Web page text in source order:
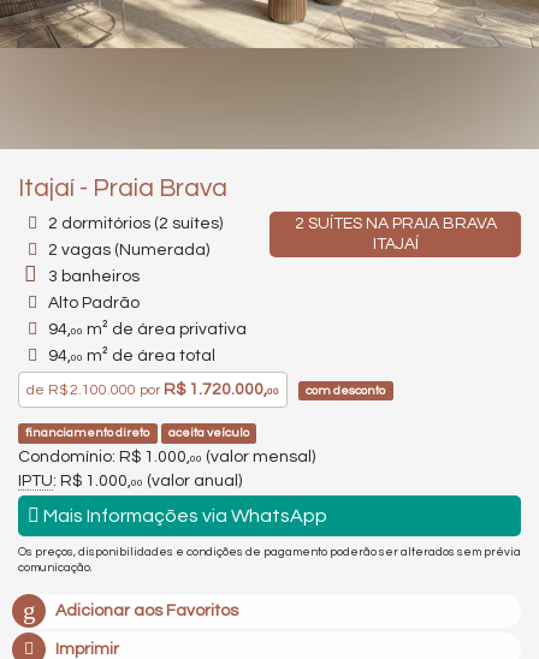
Itajaí - Praia Brava
2 SUÍTES NA PRAIA BRAVA
ITAJAÍ
2 dormitórios (2 suítes)
2 vagas (Numerada)
3 banheiros
Alto Padrão
94,00 m² de área privativa
94,00 m² de área total
de R$ 2.100.000 porR$ 1.720.000,00 com desconto
financiamento direto aceita veículo
Condomínio: R$ 1.000, 00 (valor mensal)
IPTU: R$ 1.000, 00 (valor anual)
Mais Informações via WhatsApp
Os preços, disponibilidades e condições de pagamento poderão ser alterados sem prévia
comunicação.
Adicionar aos Favoritos
Imprimir